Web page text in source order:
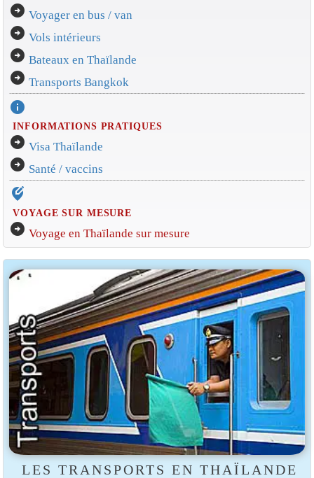
arrow_circle_right Voyager en bus / van
arrow_circle_right Vols intérieurs
arrow_circle_right Bateaux en Thaïlande
arrow_circle_right Transports Bangkok
info
INFORMATIONS PRATIQUES
arrow_circle_right Visa Thaïlande
arrow_circle_right Santé / vaccins
edit_location_alt
VOYAGE SUR MESURE
arrow_circle_right Voyage en Thaïlande sur mesure
LES TRANSPORTS EN THAÏLANDE